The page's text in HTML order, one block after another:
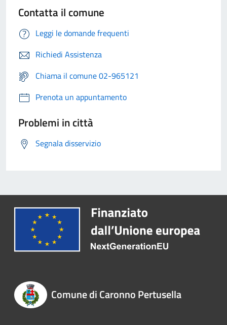
Contatta il comune
Leggi le domande frequenti
Richiedi Assistenza
Chiama il comune 02-965121
Prenota un appuntamento
Problemi in città
Segnala disservizio
Comune di Caronno Pertusella